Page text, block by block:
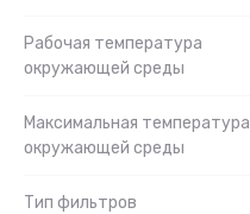
Рабочая температура
окружающей среды
Максимальная температура
окружающей среды
Тип фильтров